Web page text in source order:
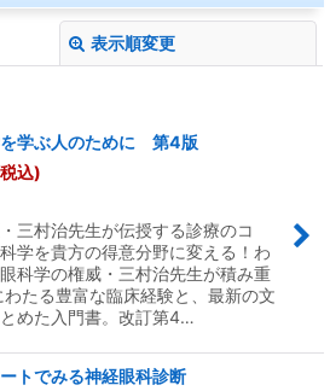
表示順変更
絞り込む
学ぶ人のために 第4版
込)
三村治先生が伝授する診療のコ
学を貴方の得意分野に変える！わ
科学の権威・三村治先生が積み重
たる豊富な臨床経験と、最新の文
めた入門書。改訂第4…
トでみる神経眼科診断